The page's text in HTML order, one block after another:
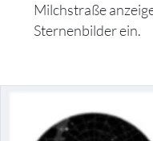
Milchstraße
Sternenbilder ein.